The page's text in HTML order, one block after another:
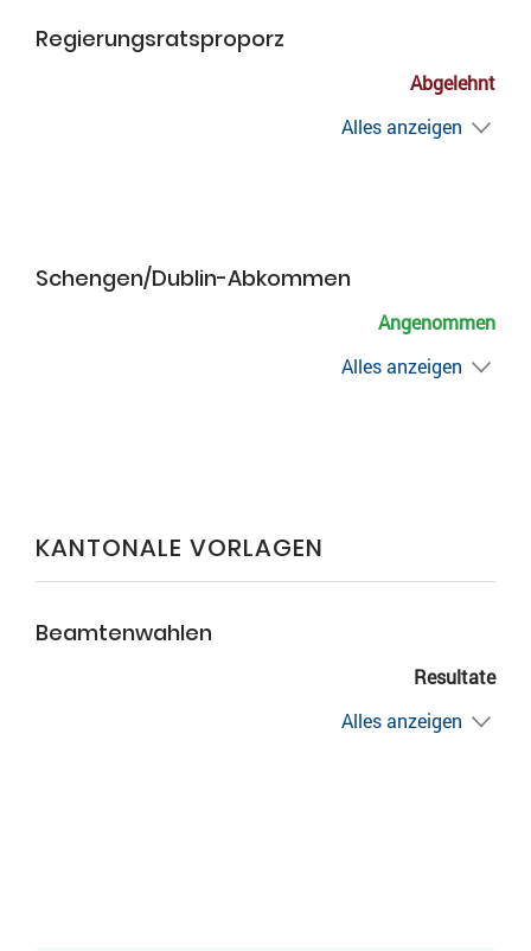
Regierungsratsproporz
Abgelehnt
Alles anzeigen
Schengen/Dublin-Abkommen
Angenommen
Alles anzeigen
KANTONALE VORLAGEN
Beamtenwahlen
Resultate
Alles anzeigen